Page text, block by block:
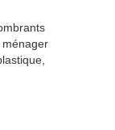
ménager